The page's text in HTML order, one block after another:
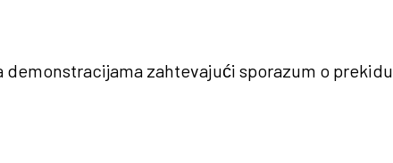
demonstracijama zahtevajući sporazum o prekidu